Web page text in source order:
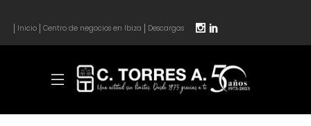
Inicio Centro de negocios en Ibiza Descargas